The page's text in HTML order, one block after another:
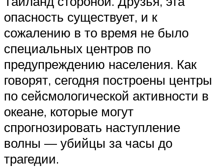
опасность существует, и к
сожалению в то время не было
специальных центров по
предупреждению населения. Как
говорят, сегодня построены центры
по сейсмологической активности в
океане, которые могут
спрогнозировать наступление
волны — убийцы за часы до
трагедии.